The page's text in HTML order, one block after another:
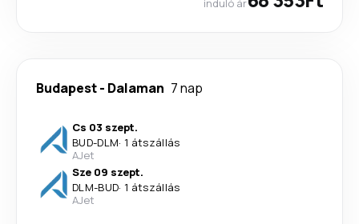
induló ár
Budapest- Dalaman 7 nap
Cs 03 szept.
BUD-DLM· 1 átszállás
AJet
Sze 09 szept.
DLM-BUD· 1 átszállás
AJet